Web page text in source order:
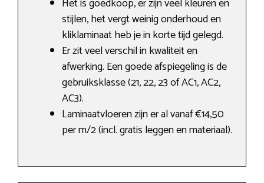
Het is goedkoop, er zijn veel kleuren en
stijlen, het vergt weinig onderhoud en
kliklaminaat heb je in korte tijd gelegd.
Er zit veel verschil in kwaliteit en
afwerking. Een goede afspiegeling is de
gebruiksklasse (21, 22, 23 of AC1, AC2,
AC3).
Laminaatvloeren zijn er al vanaf €14,50
per m/2 (incl. gratis leggen en materiaal).